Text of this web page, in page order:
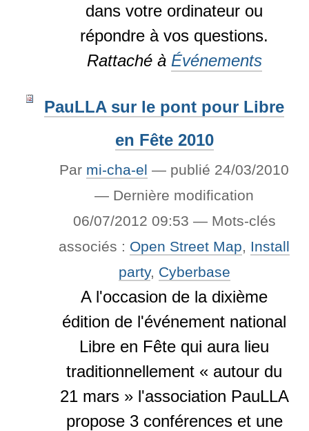
dans votre ordinateur ou
répondre à vos questions.
Rattaché à Événements
PauLLA sur le pont pour Libre
en Fête 2010
Par mi-cha-el — publié 24/03/2010
— Dernière modification
06/07/2012 09:53 — Mots-clés
associés : Open Street Map, Install
party, Cyberbase
A l'occasion de la dixième
édition de l'événement national
Libre en Fête qui aura lieu
traditionnellement « autour du
21 mars » l'association PauLLA
propose 3 conférences et une